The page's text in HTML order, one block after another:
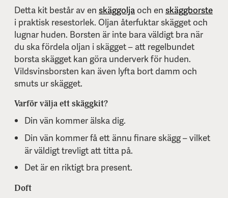
Detta kit består av en skäggoljaoch en skäggborste
i praktisk resestorlek. Oljan återfuktar skägget och
lugnar huden. Borsten är inte bara väldigt bra när
du ska fördela oljan i skägget – att regelbundet
borsta skägget kan göra underverk för huden.
Vildsvinsborsten kan även lyfta bort damm och
smuts ur skägget.
Varför välja ett skäggkit?
Din vän kommer älska dig.
Din vän kommer få ett ännu finare skägg – vilket
är väldigt trevligt att titta på.
Det är en riktigt bra present.
Doft